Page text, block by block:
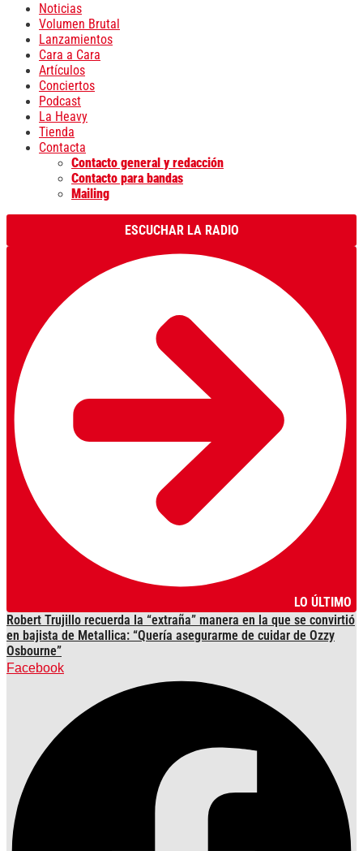
Noticias
Volumen Brutal
Lanzamientos
Cara a Cara
Artículos
Conciertos
Podcast
La Heavy
Tienda
Contacta
Contacto general y redacción
Contacto para bandas
Mailing
ESCUCHAR LA RADIO
LO ÚLTIMO
Robert Trujillo recuerda la “extraña” manera en la que se convirtió
en bajista de Metallica: “Quería asegurarme de cuidar de Ozzy
Osbourne”
Facebook